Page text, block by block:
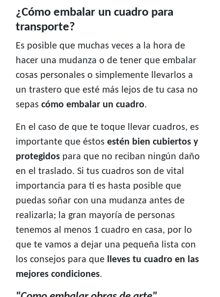
¿Cómo embalar un cuadro para
transporte?
Es posible que muchas veces a la hora de
hacer una mudanza o de tener que embalar
cosas personales o simplemente llevarlos a
un trastero que esté más lejos de tu casa no
sepas cómo embalar un cuadro.
En el caso de que te toque llevar cuadros, es
importante que éstos estén bien cubiertos y
protegidos para que no reciban ningún daño
en el traslado. Si tus cuadros son de vital
importancia para ti es hasta posible que
puedas soñar con una mudanza antes de
realizarla; la gran mayoría de personas
tenemos al menos 1 cuadro en casa, por lo
que te vamos a dejar una pequeña lista con
los consejos para que lleves tu cuadro en las
mejores condiciones.